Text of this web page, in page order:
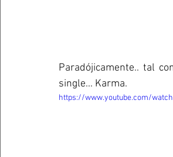
Paradójicamente.. tal
single... Karma.
https://www.youtube.com/